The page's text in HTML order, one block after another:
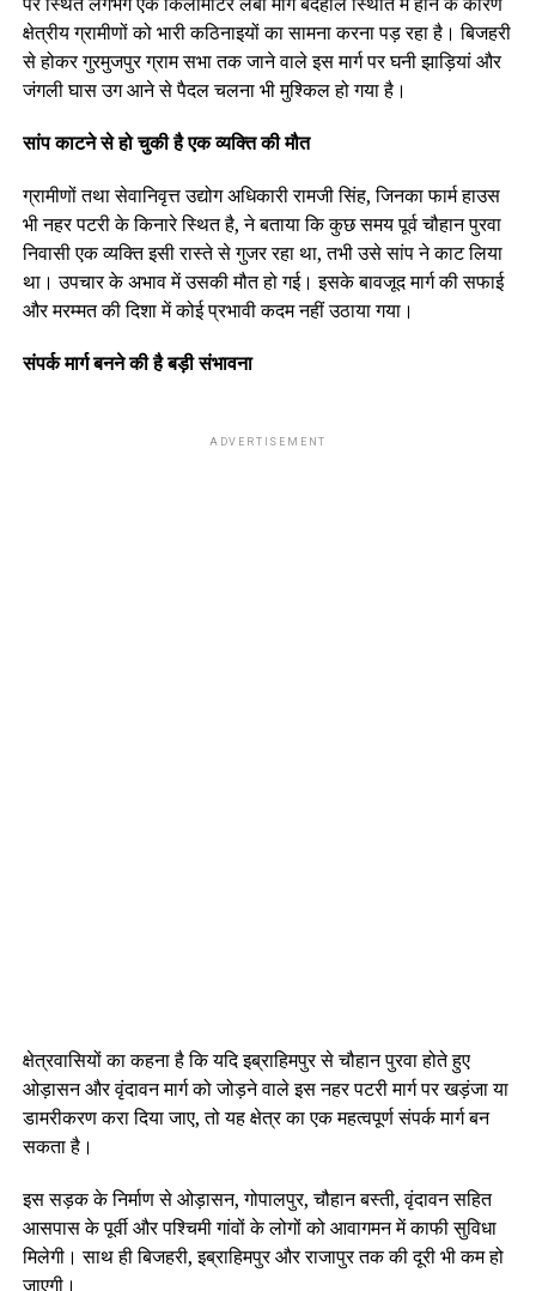
क्षेत्रीय ग्रामीणों को भारी कठिनाइयों का सामना करना पड़ रहा है। बिजहरी
से होकर गुरमुजपुर ग्राम सभा तक जाने वाले इस मार्ग पर घनी झाड़ियां और
जंगली घास उग आने से पैदल चलना भी मुश्किल हो गया है।
सांप काटने से हो चुकी है एक व्यक्ति की मौत
ग्रामीणों तथा सेवानिवृत्त उद्योग अधिकारी रामजी सिंह, जिनका फार्म हाउस
भी नहर पटरी के किनारे स्थित है, ने बताया कि कुछ समय पूर्व चौहान पुरवा
निवासी एक व्यक्ति इसी रास्ते से गुजर रहा था, तभी उसे सांप ने काट लिया
था। उपचार के अभाव में उसकी मौत हो गई। इसके बावजूद मार्ग की सफाई
और मरम्मत की दिशा में कोई प्रभावी कदम नहीं उठाया गया।
संपर्क मार्ग बनने की है बड़ी संभावना
ADVERTISEMENT
क्षेत्रवासियों का कहना है कि यदि इब्राहिमपुर से चौहान पुरवा होते हुए
ओड़ासन और वृंदावन मार्ग को जोड़ने वाले इस नहर पटरी मार्ग पर खड़ंजा या
डामरीकरण करा दिया जाए, तो यह क्षेत्र का एक महत्वपूर्ण संपर्क मार्ग बन
सकता है।
इस सड़क के निर्माण से ओड़ासन, गोपालपुर, चौहान बस्ती, वृंदावन सहित
आसपास के पूर्वी और पश्चिमी गांवों के लोगों को आवागमन में काफी सुविधा
मिलेगी। साथ ही बिजहरी, इब्राहिमपुर और राजापुर तक की दूरी भी कम हो
जाएगी।